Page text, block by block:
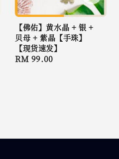
【佛佑】黄水晶 + 银 +
贝母 + 紫晶【手珠】
【现货速发】
Regular
RM 99.00